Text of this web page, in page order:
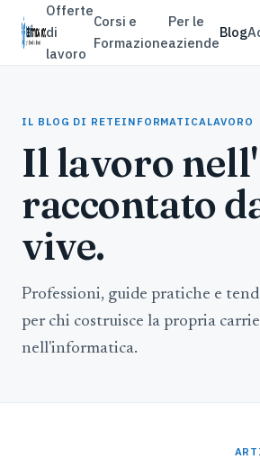
Offerte
di
lavoro
Corsi e
Formazione
Per le
aziende
Blog
IL BLOG DI RETEINFORMATICALAVORO
Il lavoro
raccontato
vive.
Professioni, guide pratiche e
per chi costruisce la propria
nell'informatica.